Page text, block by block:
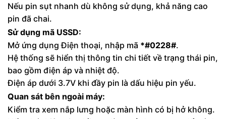
Nếu pin sụt nhanh dù không sử dụng, khả năng cao
pin đã chai.
Sử dụng mã USSD:
Mở ứng dụng Điện thoại, nhập mã *#0228#.
Hệ thống sẽ hiển thị thông tin chi tiết về trạng thái pin,
bao gồm điện áp và nhiệt độ.
Điện áp dưới 3.7V khi đầy pin là dấu hiệu pin yếu.
Quan sát bên ngoài máy:
Kiểm tra xem nắp lưng hoặc màn hình có bị hở không.